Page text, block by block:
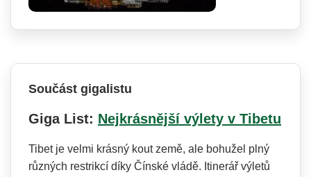
Součást gigalistu
Giga List: Nejkrásnější výlety v Tibetu
Tibet je velmi krásný kout země, ale bohužel plný
různých restrikcí díky Čínské vládě. Itinerář výletů